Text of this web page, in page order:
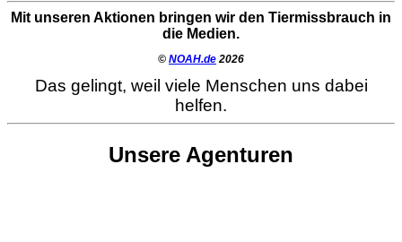
Mit unseren Aktionen bringen wir den Tiermissbrauch in
die Medien.
© NOAH.de 2026
Das gelingt, weil viele Menschen uns dabei
helfen.
Unsere Agenturen